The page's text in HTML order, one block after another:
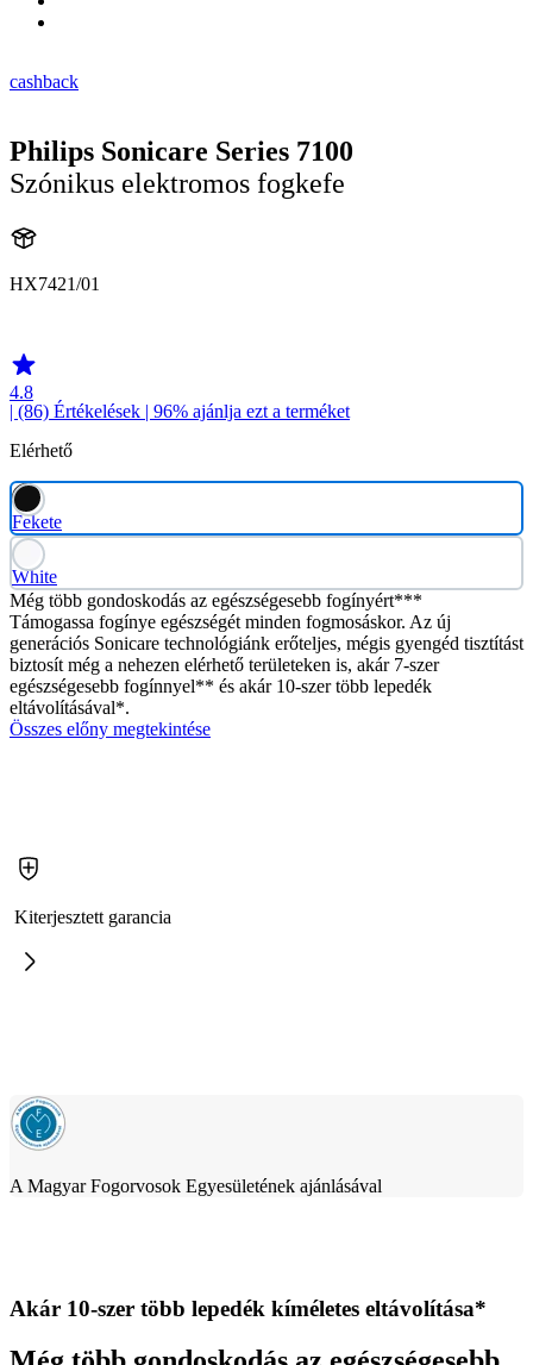
cashback
Philips Sonicare Series 7100
Szónikus elektromos fogkefe
HX7421/01
4.8
| (86) Értékelések | 96% ajánlja ezt a terméket
Elérhető
Fekete
White
Még több gondoskodás az egészségesebb fogínyért***
Támogassa fogínye egészségét minden fogmosáskor. Az új
generációs Sonicare technológiánk erőteljes, mégis gyengéd tisztítást
biztosít még a nehezen elérhető területeken is, akár 7-szer
egészségesebb fogínnyel** és akár 10-szer több lepedék
eltávolításával*.
Összes előny megtekintése
Kiterjesztett garancia
A Magyar Fogorvosok Egyesületének ajánlásával
Akár 10-szer több lepedék kíméletes eltávolítása*